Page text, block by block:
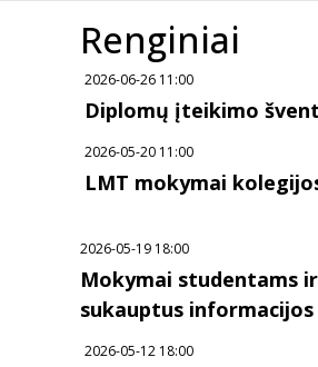
Renginiai
2026-06-26 11:00
Diplomų įteikimo
2026-05-20 11:00
LMT mokymai
2026-05-19 18:00
Mokymai studentams
sukauptus informacijos
2026-05-12 18:00